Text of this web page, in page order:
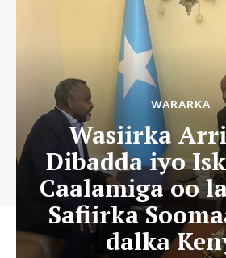
WARARKA
Wasiirka
Dibadda iyo
Caalamiga oo
Safiirka
dalka